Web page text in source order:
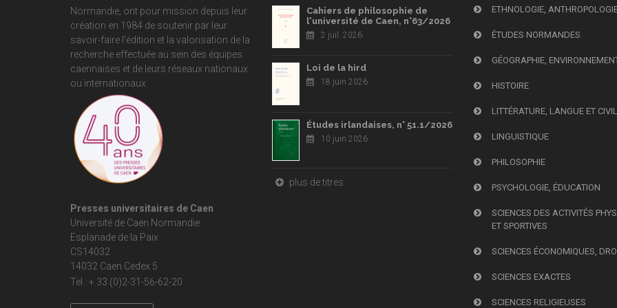
Normandie , ont pour mission depuis leur
création en 1984 de soutenir par leur
savoir-faire l'édition et la valorisation de la
recherche effectuée au sein des équipes
caennaises et de leurs réseaux nationaux
ou internationaux.
Presses universitaires de Caen
Université de Caen Normandie
Esplanade de la Paix
CS14032
14032 Caen Cedex 5
Tel : + 33 (0)2-31-56-62-20
Cahiers de philosophie de
l'université de Caen, n°63/2026
2 juil. 2026
Loi de la hird
18 juin 2026
Études irlandaises, n° 51.1/2026
10 juin 2026
plus de titres
ETHNOLOGIE,
ÉTUDES NORMANDES
GÉOGRAPHIE,
HISTOIRE
LITTÉRATURE, LANGUE ET
LINGUISTIQUE
PHILOSOPHIE
PSYCHOLOGIE, ÉDUCATION
SCIENCES DES ACTIVITÉS
ET SPORTIVES
SCIENCES ÉCONOMIQUES,
SCIENCES EXACTES
SCIENCES RELIGIEUSES